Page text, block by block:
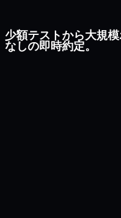
少額テストから大規
なしの即時約定。